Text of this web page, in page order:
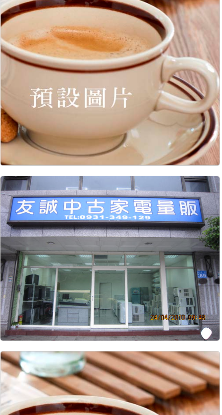
9314
46
9258
48